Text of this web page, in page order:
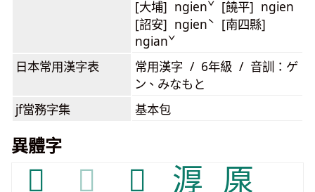
[大埔] ngienˇ [饒平] ngien
[詔安] ngienˋ [南四縣]
ngianˇ
日本常用漢字表
常用漢字 / 6年級 / 音訓：ゲ
ン、みなもと
jf當務字集 基本包
異體字
𠫐 𠫐 𠫒 㴟 厡